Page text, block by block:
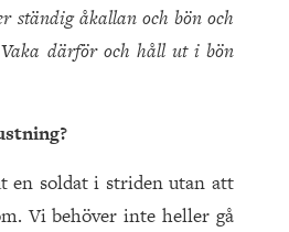
ständig åkallan och bön och
därför och håll ut i bön
en soldat i striden utan att
Vi behöver inte heller gå